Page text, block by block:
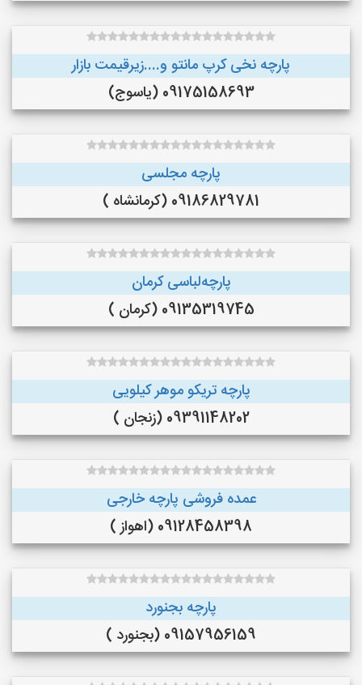
پارچه نخی کرپ مانتو و....زیرقیمت بازار
09175158693 (یاسوج)
پارچه مجلسی
09186829781 (کرمانشاه )
پارچه‌لباسی کرمان
09135319745 (کرمان )
پارچه تریکو موهر کیلویی
09391148202 (زنجان )
عمده فروشی پارچه خارجی
09128458398 (اهواز )
پارچه بجنورد
09157956159 (بجنورد )